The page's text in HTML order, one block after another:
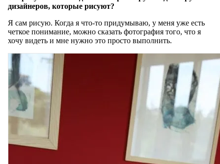
дизайнеров, которые рисуют?
Я сам рисую. Когда я что-то придумываю, у меня уже есть
четкое понимание, можно сказать фотография того, что я
хочу видеть и мне нужно это просто выполнить.